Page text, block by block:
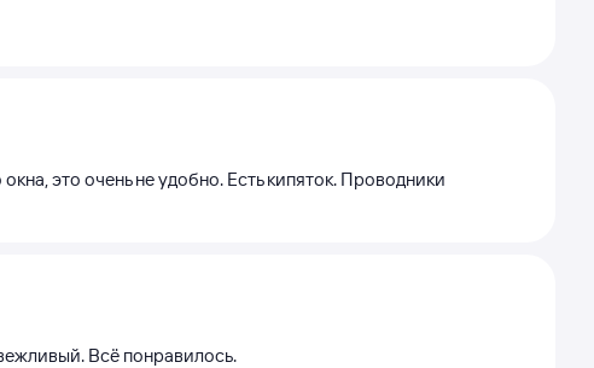
это очень не удобно. Есть кипяток. Проводники
Всё понравилось.